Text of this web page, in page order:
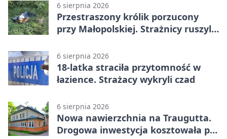
6 sierpnia 2026
Przestraszony królik porzucony
przy Małopolskiej. Strażnicy ruszyli
6 sierpnia 2026
18-latka straciła przytomność w
łazience. Strażacy wykryli czad
6 sierpnia 2026
Nowa nawierzchnia na Traugutta.
Drogowa inwestycja kosztowała pół